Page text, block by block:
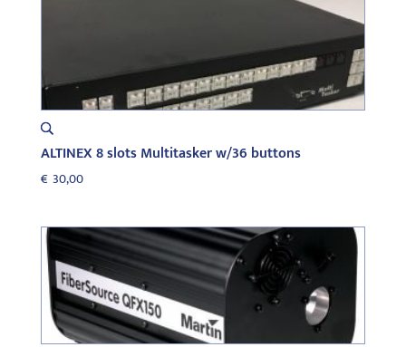
ALTINEX 8 slots Multitasker w/36 buttons
€ 30,00